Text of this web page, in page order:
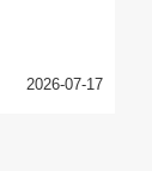
2026-07-17